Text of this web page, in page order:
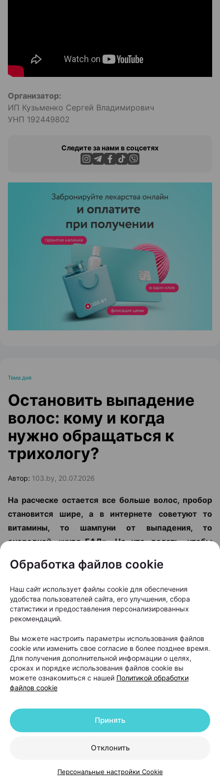
Организатор:
ИП Кузьменко Сергей Владимирович
УНП 192449802
Следите за нами в соцсетях
ЭФФЕКТИВНАЯ РЕКЛАМА НА САЙТЕ
Тема дня
Остановить выпадение
волос: кому и когда
нужно обращаться к
трихологу?
Автор: 103.by, 20.07.2026
На расческе остается все больше волос, пробор
становится шире, а в интернете советуют то
витамины, то шампуни от выпадения, то
очередной «чудо-БАД». Но что делать, чтобы
врачом-косметологом и дерматологом,
косметологии и дерматологии KODERM
(КОДЕРМ) Ольгой Кудаленкиной разбираемся,
когда стоит обратиться к специалисту, какие
методы сегодня используют для восстановления
волос и можно ли полностью остановить
облысение.
Обработка файлов cookie
Наш сайт использует файлы cookie для обеспечения
удобства пользователей сайта, его улучшения, сбора
статистики и предоставления персонализированных
рекомендаций.
Вы можете настроить параметры использования файлов
cookie или изменить свое согласие в более позднее время.
Для получения дополнительной информации о целях,
сроках и порядке использования файлов cookie вы
можете ознакомиться с нашей Политикой обработки
файлов cookie
Отклонить
Принять
Персональные настройки Cookie